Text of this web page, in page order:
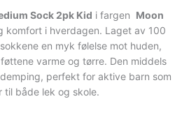
Sock 2pk Kid i fargen Moon
komfort i hverdagen. Laget av 100
en myk følelse mot huden,
varme og tørre. Den middels
perfekt for aktive barn som
til både lek og skole.